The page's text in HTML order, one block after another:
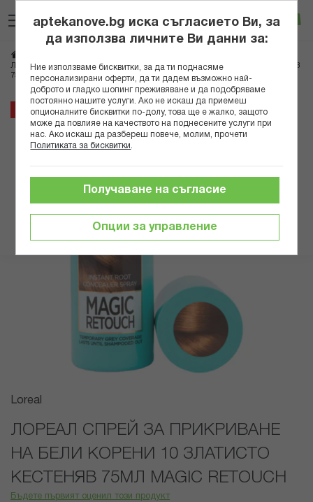
към
съдържанието
Вход
ЛОРЕАЛ СПРЕЙ ЗА ПРИКРИВАНЕ НА БЕЛИ КОРЕНИ 10 ЗЛАТИСТО КЕСТЕНЯВ
75МЛ MAGIC RETOUCH
14%
Преминете
края
галерията
изображенията
Преминете
началото
галерия
със
снимки
Loreal
ЛОРЕАЛ СПРЕЙ ЗА ПРИКРИВАНЕ
НА БЕЛИ КОРЕНИ 10 ЗЛАТИСТО
КЕСТЕНЯВ 75МЛ MAGIC RETOUCH
Бъдете първият оценил този продукт
aptekanove.bg иска съгласието Ви, за
да използва личните Ви данни за:
Ние използваме бисквитки, за да ти поднасяме
персонализирани оферти, да ти дадем възможно най-
доброто и гладко шопинг преживяване и да подобряваме
постоянно нашите услуги. Ако не искаш да приемеш
опционалните бисквитки по-долу, това ще е жалко, защото
може да повлияе на качеството на поднесените услуги при
нас. Ако искаш да разбереш повече, молим, прочети
Политиката за бисквитки
Опции за управление
Получаване на съгласие